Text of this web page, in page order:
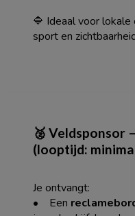
🔷 Ideaal voor
sport en
🥈 Veldsponsor
(looptijd:
Je ontvangt:
• Een